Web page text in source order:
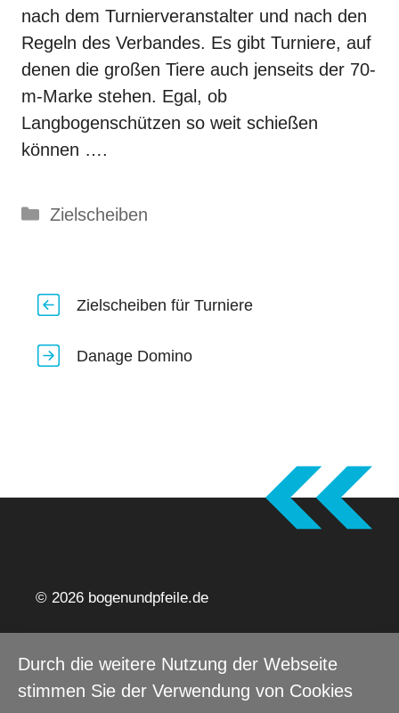
nach dem Turnierveranstalter und nach den
Regeln des Verbandes. Es gibt Turniere, auf
denen die großen Tiere auch jenseits der 70-
m-Marke stehen. Egal, ob
Langbogenschützen so weit schießen
können ….
Kategorien
Zielscheiben
Zielscheiben für Turniere
Danage Domino
© 2026 bogenundpfeile.de
Impressum
Datenschutz
Barrierefreiheitserklärung
Webdesign Moritz Knöfel
Durch die weitere Nutzung der Webseite
stimmen Sie der Verwendung von Cookies